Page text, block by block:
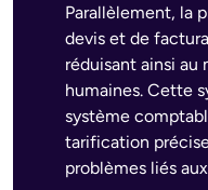
Parallèlement, la
devis et de
réduisant ainsi au
humaines. Cette
système
tarification
problèmes liés